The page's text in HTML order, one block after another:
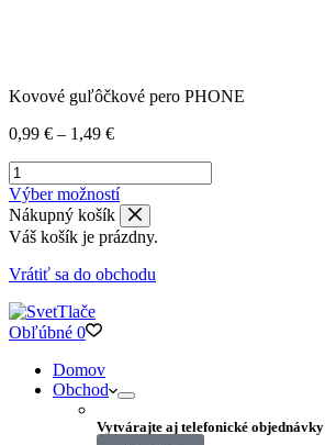
Kovové guľôčkové pero PHONE
0,99 € – 1,49 €
Výber možností
Nákupný košík
Váš košík je prázdny.
Vrátiť sa do obchodu
Obľúbné 0
Domov
Obchod
Vytvárajte aj telefonické objednávky